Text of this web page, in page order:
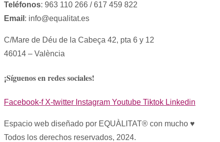
Teléfonos: 963 110 266 / 617 459 822
Email : info@equalitat.es
C/Mare de Déu de la Cabeça 42, pta 6 y 12
46014 – València
¡Síguenos en redes sociales!
Facebook-f X-twitter Instagram Youtube Tiktok Linkedin
Espacio web diseñado por EQUÀLITAT® con mucho ♥︎
Todos los derechos reservados, 2024.